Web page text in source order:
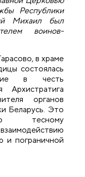
Республики
Михаил был
воинов-
в храме
состоялась
в честь
органов
Беларусь. Это
тесному
и пограничной